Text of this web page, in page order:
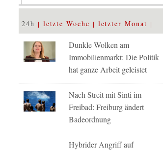
24h letzte Woche letzter Monat
Dunkle Wolken am
Immobilienmarkt: Die Politik
hat ganze Arbeit geleistet
Nach Streit mit Sinti im
Freibad: Freiburg ändert
Badeordnung
Hybrider Angriff auf